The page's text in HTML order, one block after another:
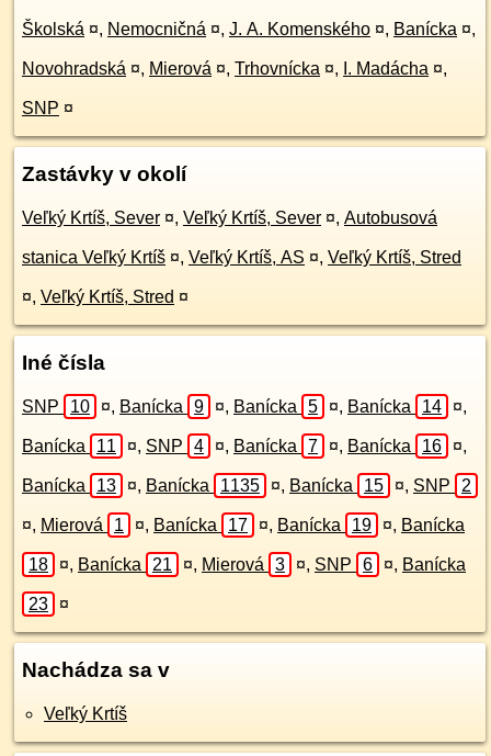
Školská ¤, Nemocničná ¤, J. A. Komenského ¤, Banícka ¤,
Novohradská ¤, Mierová ¤, Trhovnícka ¤, I. Madácha ¤,
SNP ¤
Zastávky v okolí
Veľký Krtíš, Sever ¤, Veľký Krtíš, Sever ¤, Autobusová
stanica Veľký Krtíš ¤, Veľký Krtíš, AS ¤, Veľký Krtíš, Stred
¤, Veľký Krtíš, Stred ¤
Iné čísla
SNP 10 ¤, Banícka 9 ¤, Banícka 5 ¤, Banícka 14 ¤,
Banícka 11 ¤, SNP 4 ¤, Banícka 7 ¤, Banícka 16 ¤,
Banícka 13 ¤, Banícka 1135 ¤, Banícka 15 ¤, SNP 2
¤, Mierová 1 ¤, Banícka 17 ¤, Banícka 19 ¤, Banícka
18 ¤, Banícka 21 ¤, Mierová 3 ¤, SNP 6 ¤, Banícka
23 ¤
Nachádza sa v
Veľký Krtíš